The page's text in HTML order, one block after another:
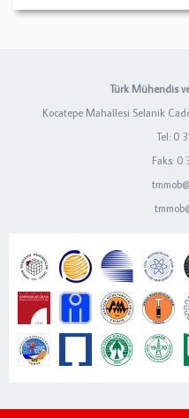
Türk Mühendis
Kocatepe Mahallesi Selanik
Tel: 0
Faks: 0